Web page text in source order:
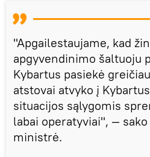
"Apgailestaujame, kad
apgyvendinimo šaltuoju
Kybartus pasiekė
atstovai atvyko į
situacijos sąlygomis
labai operatyviai", —
ministrė.